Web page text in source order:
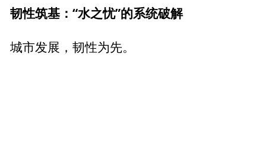
韧性筑基：“水之忧”的系统破解
城市发展，韧性为先。